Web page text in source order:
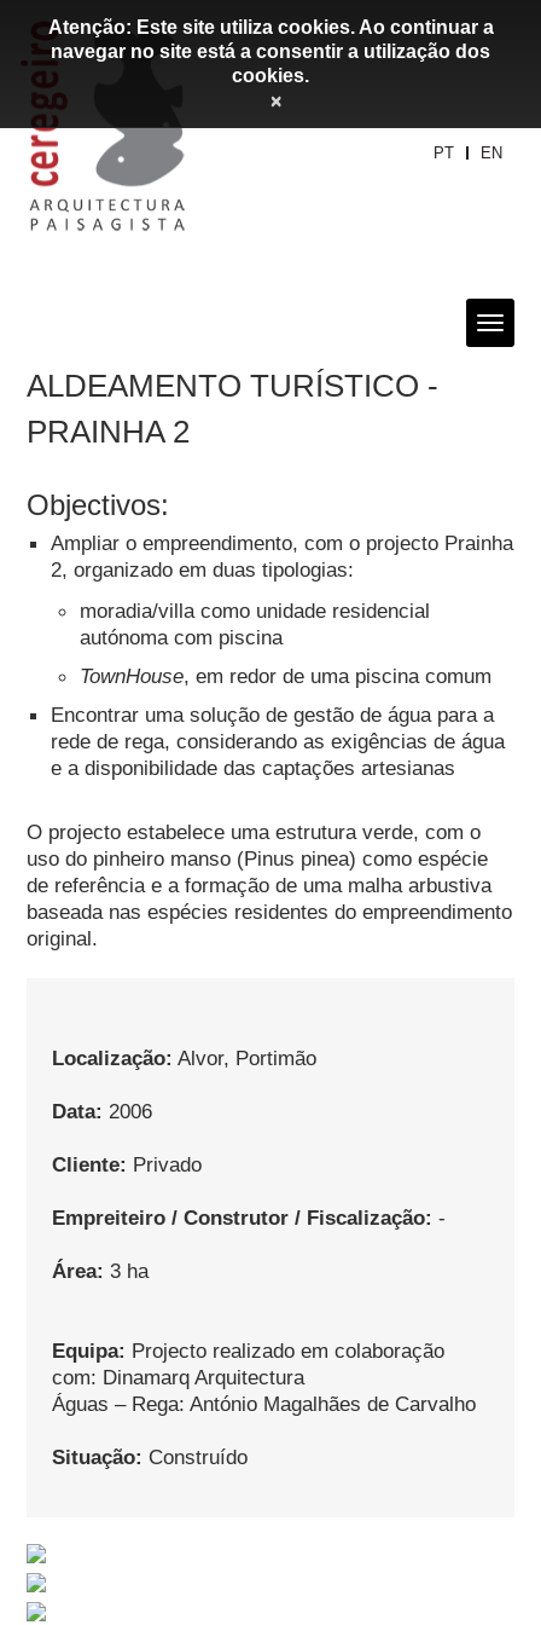
PT EN
ALDEAMENTO TURÍSTICO -
PRAINHA 2
Objectivos:
Ampliar o empreendimento, com o projecto Prainha
2, organizado em duas tipologias:
moradia/villa como unidade residencial
autónoma com piscina
TownHouse, em redor de uma piscina comum
Encontrar uma solução de gestão de água para a
rede de rega, considerando as exigências de água
e a disponibilidade das captações artesianas
O projecto estabelece uma estrutura verde, com o
uso do pinheiro manso (Pinus pinea) como espécie
de referência e a formação de uma malha arbustiva
baseada nas espécies residentes do empreendimento
original.
Localização: Alvor, Portimão
Data: 2006
Cliente: Privado
Empreiteiro / Construtor / Fiscalização: -
Área: 3 ha
Equipa: Projecto realizado em colaboração
com: Dinamarq Arquitectura
Águas – Rega: António Magalhães de Carvalho
Situação: Construído
Atenção: Este site utiliza cookies. Ao continuar a
navegar no site está a consentir a utilização dos
cookies.
×